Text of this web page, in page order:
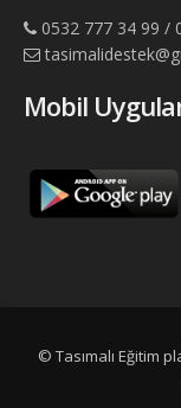
0532 777 34 99 /
Mobil
© Tasımalı Eğitim